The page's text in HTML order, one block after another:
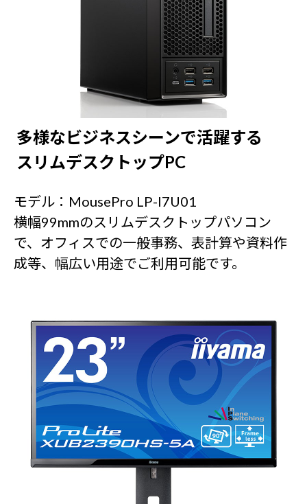
多様なビジネスシーンで活躍する
スリムデスクトップPC
モデル：MousePro LP-I7U01
横幅99mmのスリムデスクトップパソコン
で、オフィスでの一般事務、表計算や資料作
成等、幅広い用途でご利用可能です。